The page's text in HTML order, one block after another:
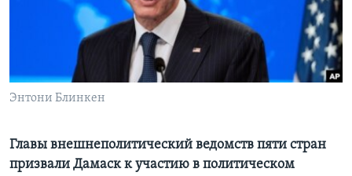
Learning English
СОЦИАЛЬНЫЕ СЕТИ
Языки
Энтони Блинкен
Главы внешнеполитический ведомств пяти стран
призвали Дамаск к участию в политическом